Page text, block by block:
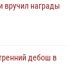
вручил награды
дебош в